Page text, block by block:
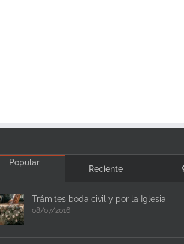
Popular
Reciente
Trámites boda civil y por la Iglesia
08/07/2016